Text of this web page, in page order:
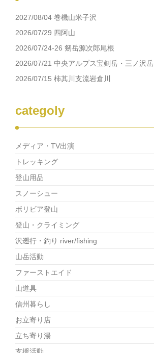
2027/08/04 巻機山米子沢
2026/07/29 四阿山
2026/07/24-26 剱岳源次郎尾根
2026/07/21 中央アルプス宝剣岳・三ノ沢岳
2026/07/15 柿其川支流岩倉川
categoly
メディア・TV出演
トレッキング
登山用品
スノーシュー
ボリビア登山
登山・クライミング
沢遡行・釣り river/fishing
山岳活動
ファーストエイド
山道具
信州暮らし
お立寄り店
立ち寄り湯